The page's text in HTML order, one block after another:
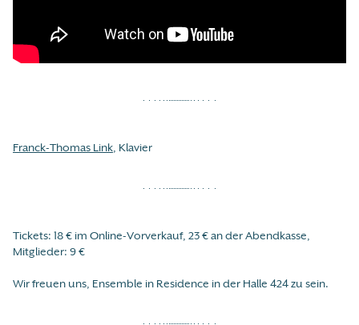
Franck-Thomas Link, Klavier
Tickets: 18 € im Online-Vorverkauf, 23 € an der Abendkasse,
Mitglieder: 9 €
Wir freuen uns, Ensemble in Residence in der Halle 424 zu sein.